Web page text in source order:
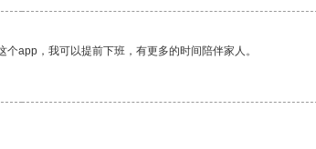
app，我可以提前下班，有更多的时间陪伴家人。